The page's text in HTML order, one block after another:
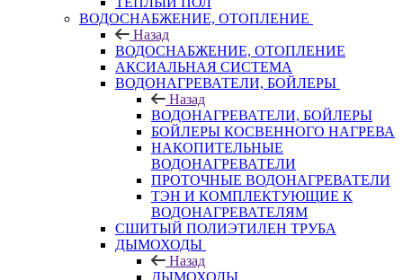
ВОДОСНАБЖЕНИЕ, ОТОПЛЕНИЕ
Назад
ВОДОСНАБЖЕНИЕ, ОТОПЛЕНИЕ
АКСИАЛЬНАЯ СИСТЕМА
ВОДОНАГРЕВАТЕЛИ, БОЙЛЕРЫ
Назад
ВОДОНАГРЕВАТЕЛИ, БОЙЛЕРЫ
БОЙЛЕРЫ КОСВЕННОГО НАГРЕВА
НАКОПИТЕЛЬНЫЕ
ВОДОНАГРЕВАТЕЛИ
ПРОТОЧНЫЕ ВОДОНАГРЕВАТЕЛИ
ТЭН И КОМПЛЕКТУЮЩИЕ К
ВОДОНАГРЕВАТЕЛЯМ
СШИТЫЙ ПОЛИЭТИЛЕН ТРУБА
ДЫМОХОДЫ
Назад
ДЫМОХОДЫ